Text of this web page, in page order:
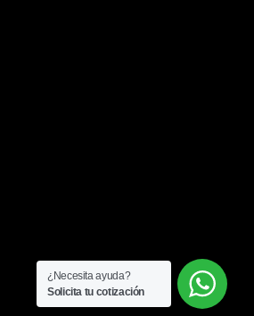
¿Necesita ayuda?
Solicita tu cotización